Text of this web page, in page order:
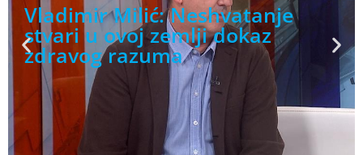
Vladimir Milić: Ova kriza
pokazala da, kada se pusti,
struka dosta dobro radi svoj
posao